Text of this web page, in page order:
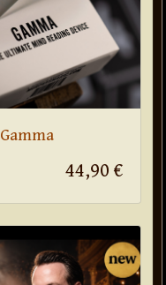
Gamma
44,90 €